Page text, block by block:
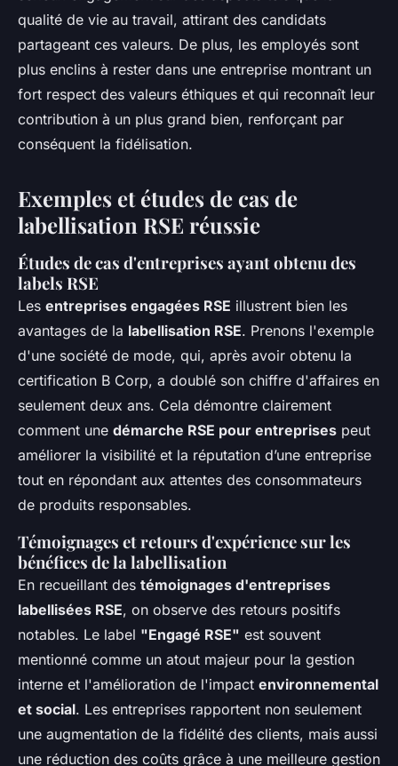
qualité de vie au travail, attirant des candidats
partageant ces valeurs. De plus, les employés sont
plus enclins à rester dans une entreprise montrant un
fort respect des valeurs éthiques et qui reconnaît leur
contribution à un plus grand bien, renforçant par
conséquent la fidélisation.
Exemples et études de cas de
labellisation RSE réussie
Études de cas d'entreprises ayant obtenu des
labels RSE
Les entreprises engagées RSE illustrent bien les
avantages de la labellisation RSE. Prenons l'exemple
d'une société de mode, qui, après avoir obtenu la
certification B Corp, a doublé son chiffre d'affaires en
seulement deux ans. Cela démontre clairement
comment une démarche RSE pour entreprises peut
améliorer la visibilité et la réputation d’une entreprise
tout en répondant aux attentes des consommateurs
de produits responsables.
Témoignages et retours d'expérience sur les
bénéfices de la labellisation
En recueillant des témoignages d'entreprises
labellisées RSE, on observe des retours positifs
notables. Le label "Engagé RSE" est souvent
mentionné comme un atout majeur pour la gestion
interne et l'amélioration de l'impact environnemental
et social. Les entreprises rapportent non seulement
une augmentation de la fidélité des clients, mais aussi
une réduction des coûts grâce à une meilleure gestion